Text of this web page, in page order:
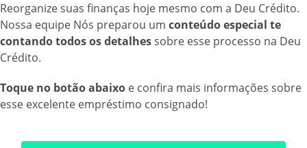
Reorganize suas finanças hoje mesmo com a Deu Crédito.
Nossa equipe Nós preparou um conteúdo especial te
contando todos os detalhessobre esse processo na Deu
Crédito.
Toque no botão abaixo e confira mais informações sobre
esse excelente empréstimo consignado!